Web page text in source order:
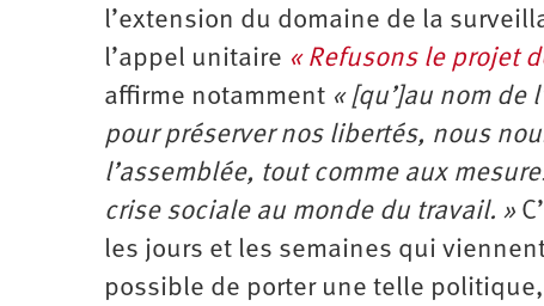
l’extension du domaine de la
l’appel unitaire « Refusons le projet
affirme notamment « [qu’]au nom de
pour préserver nos libertés, nous
l’assemblée, tout comme aux
crise sociale au monde du travail. »
les jours et les semaines qui
possible de porter une telle